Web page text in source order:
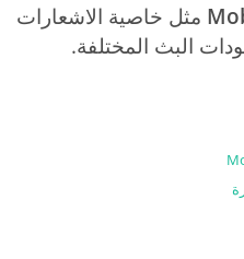
مثل خاصية الاشعارات
البث المختلفة.